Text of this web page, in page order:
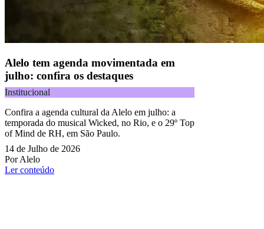
Alelo tem agenda movimentada em
julho: confira os destaques
Institucional
Confira a agenda cultural da Alelo em julho: a
temporada do musical Wicked, no Rio, e o 29º Top
of Mind de RH, em São Paulo.
14 de Julho de 2026
Por Alelo
Ler conteúdo